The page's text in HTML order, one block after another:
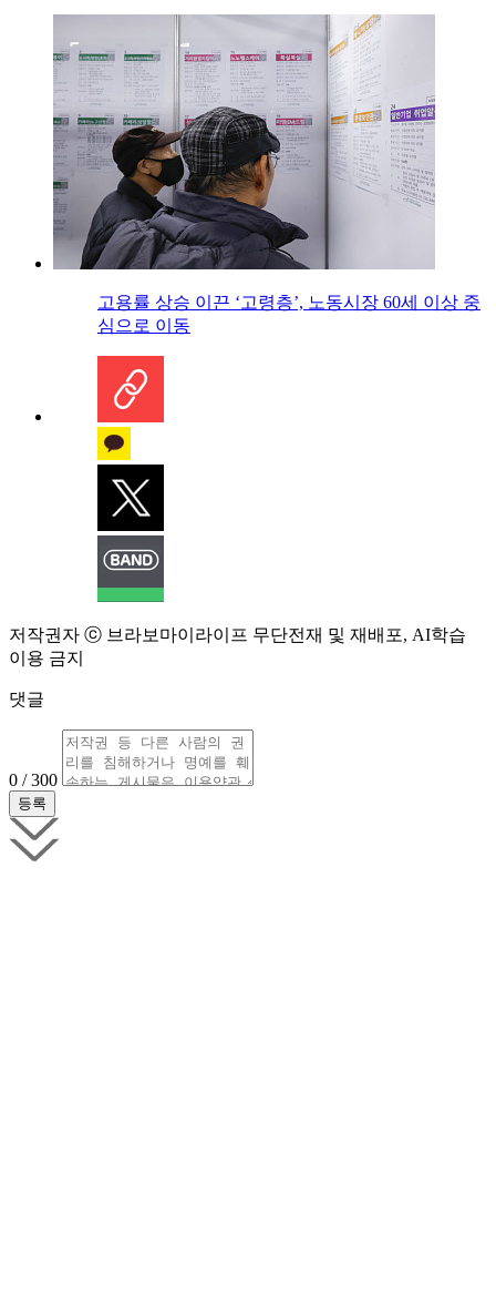
고용률 상승 이끈 ‘고령층’, 노동시장 60세 이상 중
심으로 이동
저작권자 ⓒ 브라보마이라이프 무단전재 및 재배포, AI학습
이용 금지
댓글
0 / 300